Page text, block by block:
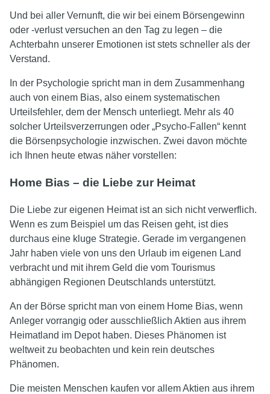
Und bei aller Vernunft, die wir bei einem Börsengewinn
oder -verlust versuchen an den Tag zu legen – die
Achterbahn unserer Emotionen ist stets schneller als der
Verstand.
In der Psychologie spricht man in dem Zusammenhang
auch von einem Bias, also einem systematischen
Urteilsfehler, dem der Mensch unterliegt. Mehr als 40
solcher Urteilsverzerrungen oder „Psycho-Fallen“ kennt
die Börsenpsychologie inzwischen. Zwei davon möchte
ich Ihnen heute etwas näher vorstellen:
Home Bias – die Liebe zur Heimat
Die Liebe zur eigenen Heimat ist an sich nicht verwerflich.
Wenn es zum Beispiel um das Reisen geht, ist dies
durchaus eine kluge Strategie. Gerade im vergangenen
Jahr haben viele von uns den Urlaub im eigenen Land
verbracht und mit ihrem Geld die vom Tourismus
abhängigen Regionen Deutschlands unterstützt.
An der Börse spricht man von einem Home Bias, wenn
Anleger vorrangig oder ausschließlich Aktien aus ihrem
Heimatland im Depot haben. Dieses Phänomen ist
weltweit zu beobachten und kein rein deutsches
Phänomen.
Die meisten Menschen kaufen vor allem Aktien aus ihrem